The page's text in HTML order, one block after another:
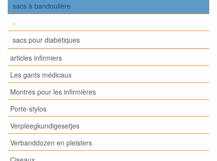
sacs à bandoulière
-
sacs pour diabétiques
articles infirmiers
Les gants médicaux
Montres pour les infirmières
Porte-stylos
Verpleegkundigesetjes
Verbanddozen en pleisters